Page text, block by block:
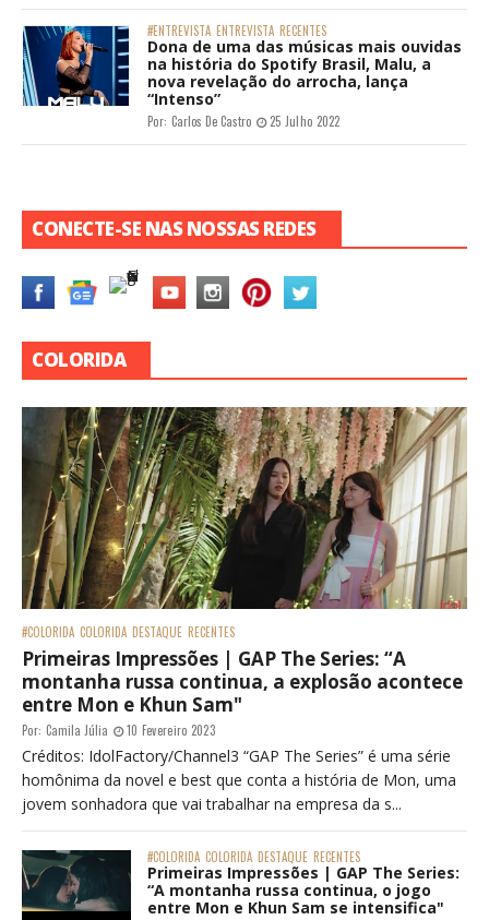
#ENTREVISTA ENTREVISTA RECENTES
Dona de uma das músicas mais ouvidas
na história do Spotify Brasil, Malu, a
nova revelação do arrocha, lança
“Intenso”
Por: Carlos De Castro 25 Julho 2022
CONECTE-SE NAS NOSSAS REDES
COLORIDA
#COLORIDA COLORIDA DESTAQUE RECENTES
Primeiras Impressões | GAP The Series: “A
montanha russa continua, a explosão acontece
entre Mon e Khun Sam"
Por: Camila Júlia 10 Fevereiro 2023
Créditos: IdolFactory/Channel3 “GAP The Series” é uma série
homônima da novel e best que conta a história de Mon, uma
jovem sonhadora que vai trabalhar na empresa da s...
#COLORIDA COLORIDA DESTAQUE RECENTES
Primeiras Impressões | GAP The Series:
“A montanha russa continua, o jogo
entre Mon e Khun Sam se intensifica"